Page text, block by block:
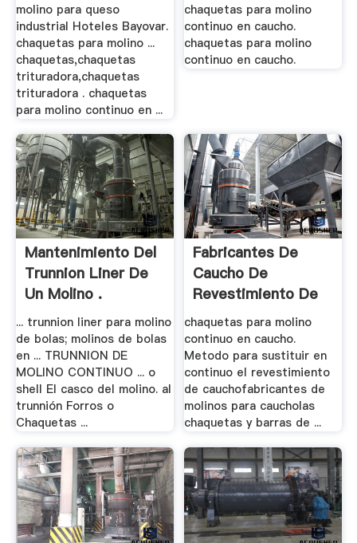
molino para queso
industrial Hoteles Bayovar.
chaquetas para molino ...
chaquetas,chaquetas
trituradora,chaquetas
trituradora . chaquetas
para molino continuo en ...
chaquetas para molino
continuo en caucho.
chaquetas para molino
continuo en caucho.
Mantenimiento Del
Trunnion Liner De
Un Molino .
... trunnion liner para molino
de bolas; molinos de bolas
en ... TRUNNION DE
MOLINO CONTINUO ... o
shell El casco del molino. al
trunnión Forros o
Chaquetas ...
Fabricantes De
Caucho De
Revestimiento De
Ebonita
chaquetas para molino
continuo en caucho.
Metodo para sustituir en
continuo el revestimiento
de cauchofabricantes de
molinos para caucholas
chaquetas y barras de ...